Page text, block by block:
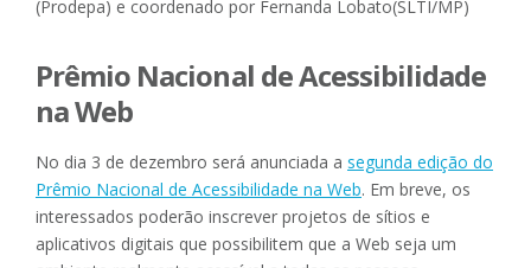
(Prodepa) e coordenado por Fernanda Lobato(SLTI/MP)
Prêmio Nacional de Acessibilidade
na Web
No dia 3 de dezembro será anunciada a segunda edição do
Prêmio Nacional de Acessibilidade na Web. Em breve, os
interessados poderão inscrever projetos de sítios e
aplicativos digitais que possibilitem que a Web seja um